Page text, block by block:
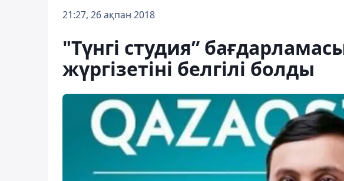
21:27, 26 ақпан 2018
"Түнгі студия”
жүргізетіні белгілі болды